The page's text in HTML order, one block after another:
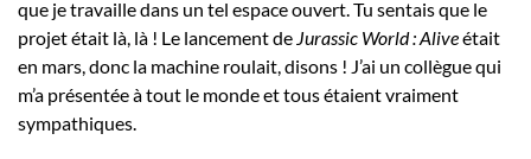
que je travaille dans un tel espace ouvert. Tu sentais que le
projet était là, là ! Le lancement de Jurassic World : Aliveétait
en mars, donc la machine roulait, disons ! J’ai un collègue qui
m’a présentée à tout le monde et tous étaient vraiment
sympathiques.